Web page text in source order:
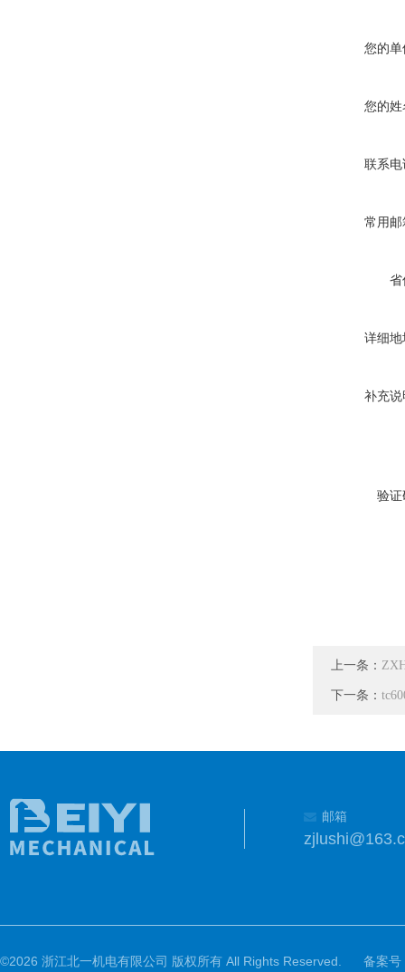
您的
您的
联系
常用
省
详细
补充
验
上一条：
下一条：
邮箱
©2026 浙江北一机电有限公司 版权所有 All Rights Reserved.
备案号